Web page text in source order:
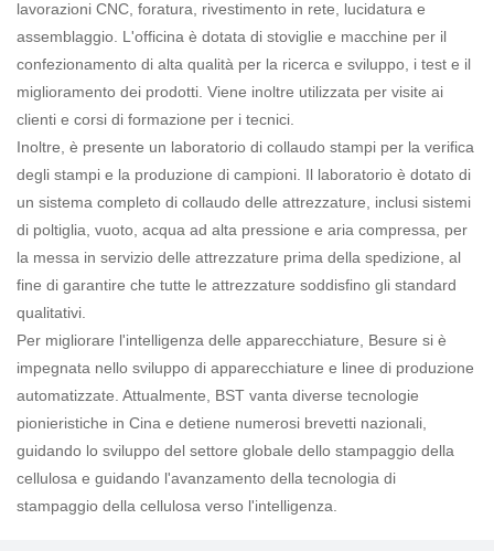
lavorazioni CNC, foratura, rivestimento in rete, lucidatura e
assemblaggio. L'officina è dotata di stoviglie e macchine per il
confezionamento di alta qualità per la ricerca e sviluppo, i test e il
miglioramento dei prodotti. Viene inoltre utilizzata per visite ai
clienti e corsi di formazione per i tecnici.
Inoltre, è presente un laboratorio di collaudo stampi per la verifica
degli stampi e la produzione di campioni. Il laboratorio è dotato di
un sistema completo di collaudo delle attrezzature, inclusi sistemi
di poltiglia, vuoto, acqua ad alta pressione e aria compressa, per
la messa in servizio delle attrezzature prima della spedizione, al
fine di garantire che tutte le attrezzature soddisfino gli standard
qualitativi.
Per migliorare l'intelligenza delle apparecchiature, Besure si è
impegnata nello sviluppo di apparecchiature e linee di produzione
automatizzate. Attualmente, BST vanta diverse tecnologie
pionieristiche in Cina e detiene numerosi brevetti nazionali,
guidando lo sviluppo del settore globale dello stampaggio della
cellulosa e guidando l'avanzamento della tecnologia di
stampaggio della cellulosa verso l'intelligenza.